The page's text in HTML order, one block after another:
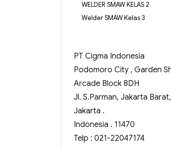
WELDER SMAW KELAS 2
Welder SMAW Kelas 3
PT Cigma Indonesia
Podomoro City , Garden
Arcade Block 8DH
Jl. S.Parman, Jakarta
Jakarta .
Indonesia . 11470
Telp : 021-22047174